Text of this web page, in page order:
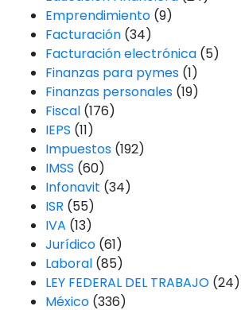
Emprendimiento(9)
Facturación(34)
Facturación electrónica(5)
Finanzas para pymes(1)
Finanzas personales(19)
Fiscal(176)
IEPS (11)
Impuestos(192)
IMSS (60)
Infonavit (34)
ISR (55)
IVA (13)
Jurídico(61)
Laboral(85)
LEY FEDERAL DEL TRABAJO(24)
México(336)